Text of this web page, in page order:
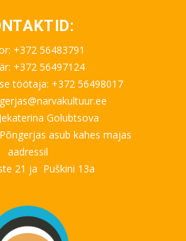
+372 56483791
+372 56497124
töötaja: +372 56498017
Golubtsova
asub kahes majas
aadressil
21 ja Puškini 13a